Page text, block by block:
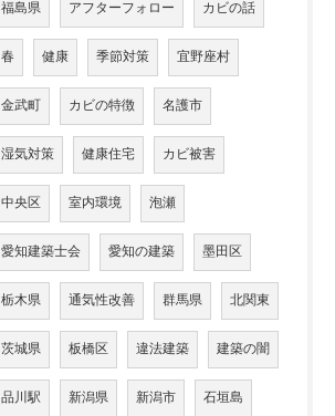
福島県 アフターフォロー カビの話
春 健康 季節対策 宜野座村
金武町 カビの特徴 名護市
湿気対策 健康住宅 カビ被害
中央区 室内環境 泡瀬
愛知建築士会 愛知の建築 墨田区
栃木県 通気性改善 群馬県 北関東
茨城県 板橋区 違法建築 建築の闇
品川駅 新潟県 新潟市 石垣島